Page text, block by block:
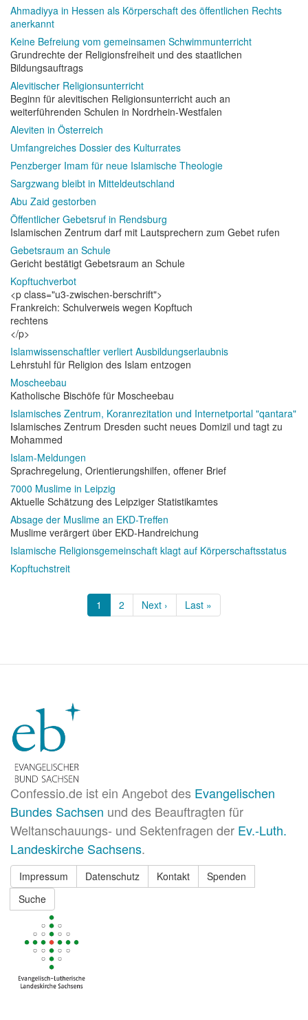
Ahmadiyya in Hessen als Körperschaft des öffentlichen Rechts
anerkannt
Keine Befreiung vom gemeinsamen Schwimmunterricht
Grundrechte der Religionsfreiheit und des staatlichen
Bildungsauftrags
Alevitischer Religionsunterricht
Beginn für alevitischen Religionsunterricht auch an
weiterführenden Schulen in Nordrhein-Westfalen
Aleviten in Österreich
Umfangreiches Dossier des Kulturrates
Penzberger Imam für neue Islamische Theologie
Sargzwang bleibt in Mitteldeutschland
Abu Zaid gestorben
Öffentlicher Gebetsruf in Rendsburg
Islamischen Zentrum darf mit Lautsprechern zum Gebet rufen
Gebetsraum an Schule
Gericht bestätigt Gebetsraum an Schule
Kopftuchverbot
<p class="u3-zwischen-berschrift">
Frankreich: Schulverweis wegen Kopftuch
rechtens
</p>
Islamwissenschaftler verliert Ausbildungserlaubnis
Lehrstuhl für Religion des Islam entzogen
Moscheebau
Katholische Bischöfe für Moscheebau
Islamisches Zentrum, Koranrezitation und Internetportal "qantara"
Islamisches Zentrum Dresden sucht neues Domizil und tagt zu
Mohammed
Islam-Meldungen
Sprachregelung, Orientierungshilfen, offener Brief
7000 Muslime in Leipzig
Aktuelle Schätzung des Leipziger Statistikamtes
Absage der Muslime an EKD-Treffen
Muslime verärgert über EKD-Handreichung
Islamische Religionsgemeinschaft klagt auf Körperschaftsstatus
Kopftuchstreit
Seitennummerierung
Aktuelle
Seite
1 Page
2
Nächste
Seite
Next ›
Letzte
Seite
Last »
Confessio.de ist ein Angebot des Evangelischen
Bundes Sachsen und des Beauftragten für
Weltanschauungs- und Sektenfragen der Ev.-Luth.
Landeskirche Sachsens.
Impressum Datenschutz Kontakt
Spenden
Suche